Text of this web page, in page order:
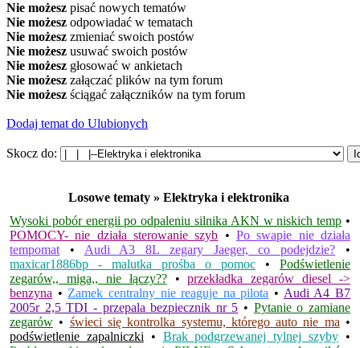
Nie możesz pisać nowych tematów
Nie możesz odpowiadać w tematach
Nie możesz zmieniać swoich postów
Nie możesz usuwać swoich postów
Nie możesz głosować w ankietach
Nie możesz załączać plików na tym forum
Nie możesz ściągać załączników na tym forum
Dodaj temat do Ulubionych
Skocz do:
Losowe tematy » Elektryka i elektronika
Wysoki pobór energii po odpaleniu silnika AKN w niskich temp •
POMOCY- nie działa sterowanie szyb •Po swapie nie działa
tempomat • Audi A3 8L zegary Jaeger, co podejdzie? •
maxicar1886bp - malutka prośba o pomoc • Podświetlenie
zegarów,, miga,, nie łączy??•przekładka zegarów diesel ->
benzyna • Zamek centralny nie reaguje na pilota • Audi A4 B7
2005r 2,5 TDI - przepala bezpiecznik nr 5 • Pytanie o zamiane
zegarów • świeci się kontrolka systemu, którego auto nie ma •
podświetlenie zapalniczki • Brak podgrzewanej tylnej szyby •